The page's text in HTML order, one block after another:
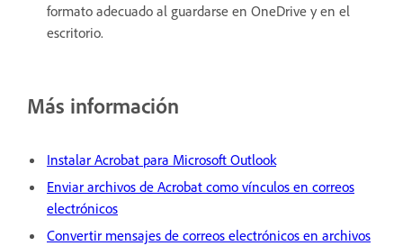
formato adecuado al guardarse en OneDrive y en el
escritorio.
Más información
Instalar Acrobat para Microsoft Outlook
Enviar archivos de Acrobat como vínculos en correos
electrónicos
Convertir mensajes de correos electrónicos en archivos